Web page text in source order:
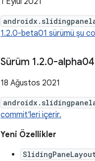
1.2.0-beta01 sürümü şu
Sürüm 1.2.0-alpha04
18 Ağustos 2021
commit'leri içerir.
Yeni Özellikler